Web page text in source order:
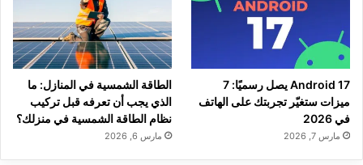
Android 17 يصل رسميًا: 7
ميزات ستغيّر تجربتك على الهاتف
في 2026
مارس 7, 2026
الطاقة الشمسية في المنازل: ما
الذي يجب أن تعرفه قبل تركيب
نظام الطاقة الشمسية في منزلك؟
مارس 6, 2026